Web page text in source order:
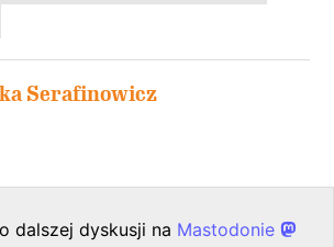
Serafinowicz
dalszej dyskusji na Mastodonie